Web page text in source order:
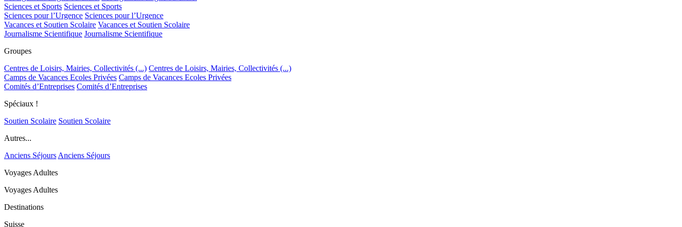
Sciences et Sports Sciences et Sports
Sciences pour l’Urgence Sciences pour l’Urgence
Vacances et Soutien Scolaire Vacances et Soutien Scolaire
Journalisme Scientifique Journalisme Scientifique
Groupes
Centres de Loisirs, Mairies, Collectivités (...) Centres de Loisirs, Mairies, Collectivités (...)
Camps de Vacances Ecoles Privées Camps de Vacances Ecoles Privées
Comités d’Entreprises Comités d’Entreprises
Spéciaux !
Soutien Scolaire Soutien Scolaire
Autres...
Anciens Séjours Anciens Séjours
Voyages Adultes
Voyages Adultes
Destinations
Suisse